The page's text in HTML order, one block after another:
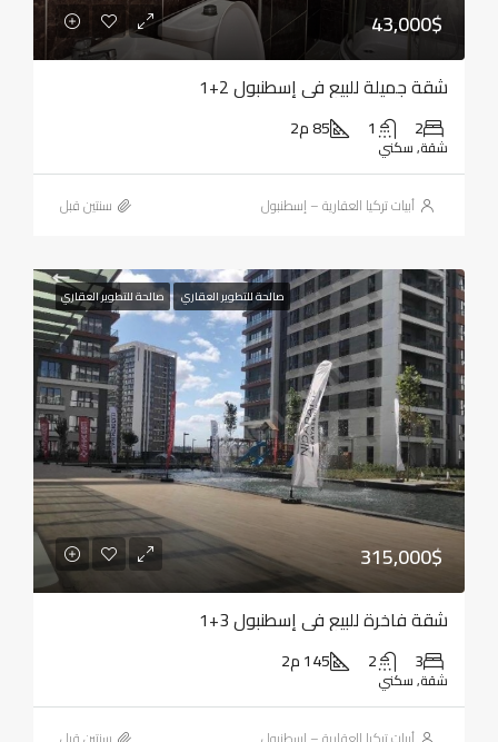
43,000$
شقة جميلة للبيع في إسطنبول 2+1
2
1 85 م2
شقة, سكني
أبيات تركيا العقارية – إسطنبول ‏سنتين قبل
صالحة للتطوير العقاري صالحة للتطوير العقاري
315,000$
شقة فاخرة للبيع في إسطنبول 3+1
3
2 145 م2
شقة, سكني